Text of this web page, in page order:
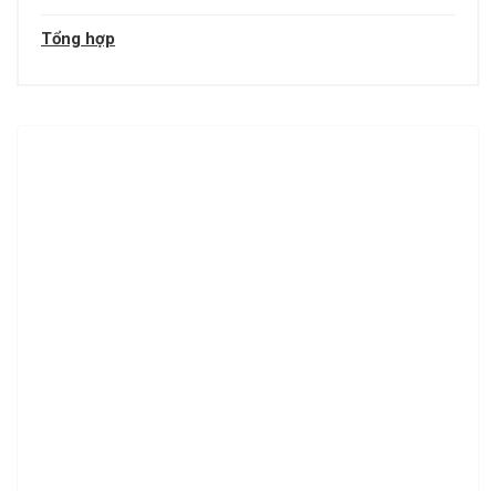
Tổng hợp